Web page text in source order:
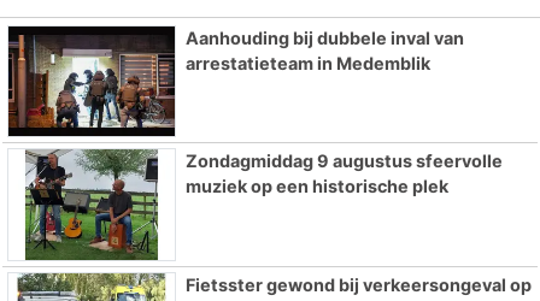
Aanhouding bij dubbele inval van
arrestatieteam in Medemblik
Zondagmiddag 9 augustus sfeervolle
muziek op een historische plek
Fietsster gewond bij verkeersongeval op